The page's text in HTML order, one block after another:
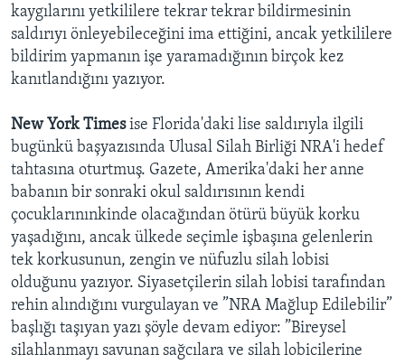
kaygılarını yetkililere tekrar tekrar bildirmesinin
saldırıyı önleyebileceğini ima ettiğini, ancak yetkililere
bildirim yapmanın işe yaramadığının birçok kez
kanıtlandığını yazıyor.
New York Timesise Florida'daki lise saldırıyla ilgili
bugünkü başyazısında Ulusal Silah Birliği NRA'i hedef
tahtasına oturtmuş. Gazete, Amerika'daki her anne
babanın bir sonraki okul saldırısının kendi
çocuklarınınkinde olacağından ötürü büyük korku
yaşadığını, ancak ülkede seçimle işbaşına gelenlerin
tek korkusunun, zengin ve nüfuzlu silah lobisi
olduğunu yazıyor. Siyasetçilerin silah lobisi tarafından
rehin alındığını vurgulayan ve ”NRA Mağlup Edilebilir”
başlığı taşıyan yazı şöyle devam ediyor: ”Bireysel
silahlanmayı savunan sağcılara ve silah lobicilerine